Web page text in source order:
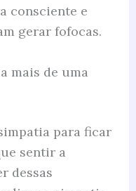
consciente e
gerar fofocas.
mais de uma
para ficar
sentir a
dessas